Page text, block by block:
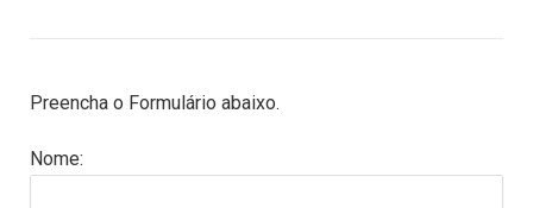
Preencha o Formulário abaixo.
Nome: